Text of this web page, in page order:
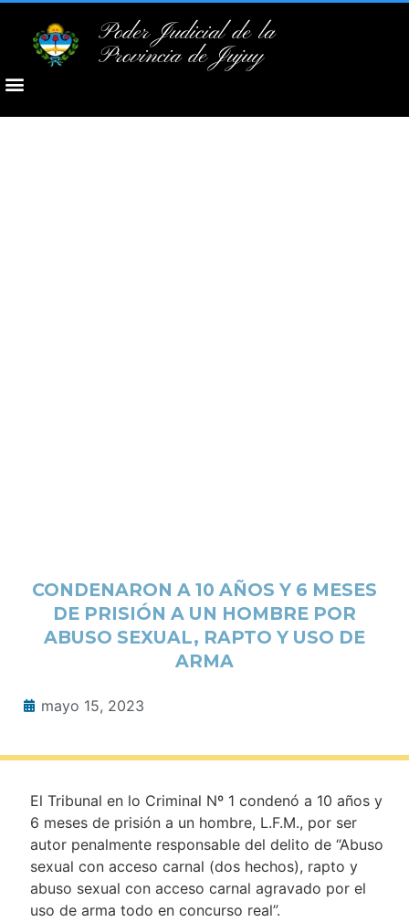
Poder Judicial de la
Provincia de Jujuy
CONDENARON A 10 AÑOS Y 6 MESES
DE PRISIÓN A UN HOMBRE POR
ABUSO SEXUAL, RAPTO Y USO DE
ARMA
mayo 15, 2023
El Tribunal en lo Criminal Nº 1 condenó a 10 años y
6 meses de prisión a un hombre, L.F.M., por ser
autor penalmente responsable del delito de “Abuso
sexual con acceso carnal (dos hechos), rapto y
abuso sexual con acceso carnal agravado por el
uso de arma todo en concurso real”.